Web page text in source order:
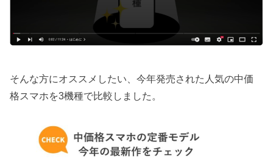
そんな方にオススメしたい、今年発売された人気の中価
格スマホを3機種で比較しました。